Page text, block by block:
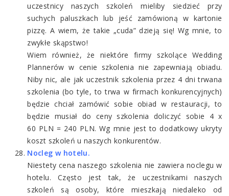
uczestnicy naszych szkoleń mieliby siedzieć przy
suchych paluszkach lub jeść zamówioną w kartonie
pizzę. A wiem, że takie „cuda” dzieją się! Wg mnie, to
zwykłe skąpstwo!
Wiem również, że niektóre firmy szkolące Wedding
Plannerów w cenie szkolenia nie zapewniają obiadu.
Niby nic, ale jak uczestnik szkolenia przez 4 dni trwana
szkolenia (bo tyle, to trwa w firmach konkurencyjnych)
będzie chciał zamówić sobie obiad w restauracji, to
będzie musiał do ceny szkolenia doliczyć sobie 4 x
60 PLN = 240 PLN. Wg mnie jest to dodatkowy ukryty
koszt szkoleń u naszych konkurentów.
Nocleg w hotelu.
Niestety cena naszego szkolenia nie zawiera noclegu w
hotelu. Często jest tak, że uczestnikami naszych
szkoleń są osoby, które mieszkają niedaleko od